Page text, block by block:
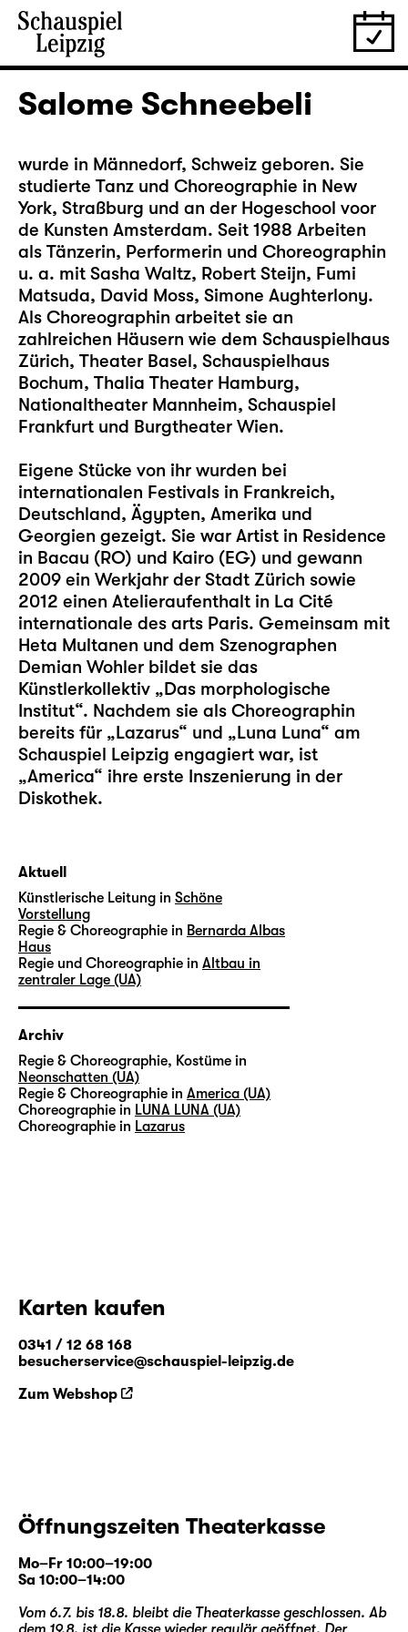
Salome Schneebeli
wurde in Männedorf, Schweiz geboren. Sie
studierte Tanz und Choreographie in New
York, Straßburg und an der Hogeschool voor
de Kunsten Amsterdam. Seit 1988 Arbeiten
als Tänzerin, Performerin und Choreographin
u. a. mit Sasha Waltz, Robert Steijn, Fumi
Matsuda, David Moss, Simone Aughterlony.
Als Choreographin arbeitet sie an
zahlreichen Häusern wie dem Schauspielhaus
Zürich, Theater Basel, Schauspielhaus
Bochum, Thalia Theater Hamburg,
Nationaltheater Mannheim, Schauspiel
Frankfurt und Burgtheater Wien.
Eigene Stücke von ihr wurden bei
internationalen Festivals in Frankreich,
Deutschland, Ägypten, Amerika und
Georgien gezeigt. Sie war Artist in Residence
in Bacau (RO) und Kairo (EG) und gewann
2009 ein Werkjahr der Stadt Zürich sowie
2012 einen Atelieraufenthalt in La Cité
internationale des arts Paris. Gemeinsam mit
Heta Multanen und dem Szenographen
Demian Wohler bildet sie das
Künstlerkollektiv „Das morphologische
Institut“. Nachdem sie als Choreographin
bereits für „Lazarus“ und „Luna Luna“ am
Schauspiel Leipzig engagiert war, ist
„America“ ihre erste Inszenierung in der
Diskothek.
Aktuell
Künstlerische Leitung in Schöne
Vorstellung
Regie & Choreographie in Bernarda Albas
Haus
Regie und Choreographie in Altbau in
zentraler Lage (UA)
Archiv
Regie & Choreographie, Kostüme in
Neonschatten (UA)
Regie & Choreographie in America (UA)
Choreographie in LUNA LUNA (UA)
Choreographie in Lazarus
Karten kaufen
0341 / 12 68 168
besucherservice@schauspiel-leipzig.de
Zum Webshop
Öffnungszeiten Theaterkasse
Mo–Fr 10:00–19:00
Sa 10:00–14:00
Vom 6.7. bis 18.8. bleibt die Theaterkasse geschlossen. Ab